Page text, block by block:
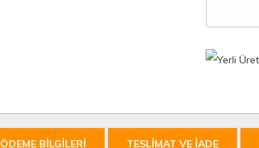
ÖDEME BİLGİLERİ TESLİMAT VE İADE